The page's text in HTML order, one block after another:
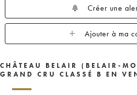
Créer une
Ajouter à ma
CHÂTEAU BELAIR (BELAIR-
GRAND CRU CLASSÉ B EN